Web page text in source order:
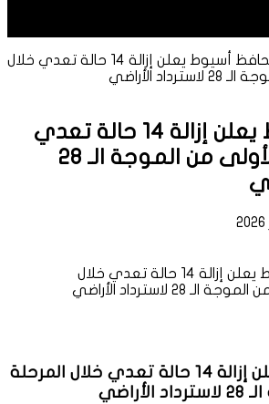
محافظ أسيوط يعلن إزالة 14 حالة تعدي خلال
الأراضي
محافظ أسيوط يعلن إزالة 14 حالة تعدي
خلال المرحلة الأولى من الموجة الـ 28
محافظ أسيوط يعلن إزالة 14 حالة تعدي خلال المرحلة